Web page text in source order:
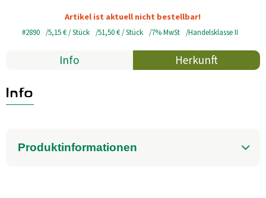
Haus, Garten, Tier & Co
So geht’s
Über uns
Artikel ist aktuell nicht bestellbar!
#2890 5,15 €/ Stück 51,50 €/ Stück 7% MwSt Handelsklasse II
Info Herkunft
Info
Produktinformationen